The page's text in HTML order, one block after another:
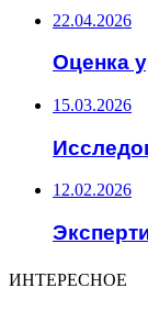
22.04.2026
Оценка
15.03.2026
12.02.2026
ИНТЕРЕСНОЕ